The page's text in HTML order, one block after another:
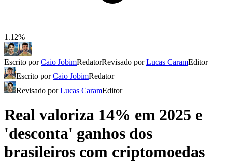
1.12%
Escrito porCaio JobimRedatorRevisado porLucas CaramEditor
Escrito porCaio JobimRedator
Revisado porLucas CaramEditor
Real valoriza 14% em 2025 e
'desconta' ganhos dos
brasileiros com criptomoedas